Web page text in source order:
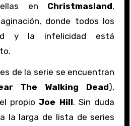
en Christmasland,
donde todos los
y la infelicidad está
de la serie se encuentran
The Walking Dead),
propioJoe Hill. Sin duda
la larga de lista de series